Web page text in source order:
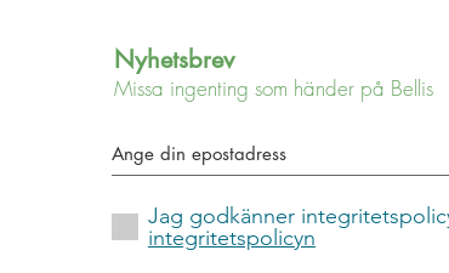
Nyhetsbrev
Missa ingenting som händer på Bellis
Jag godkänner
integritetspolicyn